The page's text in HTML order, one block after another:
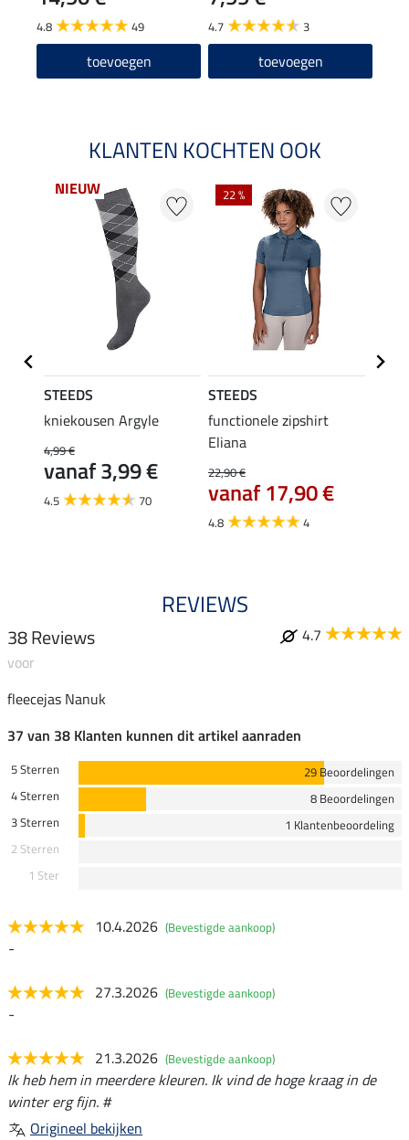
4.8 49
toevoegen
4.7 3
toevoegen
KLANTEN KOCHTEN OOK
NIEUW
STEEDS
kniekousen Argyle
4,99 €
vanaf 3,99 €
4.5 70
22 %
STEEDS
functionele zipshirt
Eliana
22,90 €
vanaf 17,90 €
4.8 4
REVIEWS
38 Reviews
4.7
voor
fleecejas Nanuk
37 van 38 Klanten kunnen dit artikel aanraden
5 Sterren
29 Beoordelingen
4 Sterren
8 Beoordelingen
3 Sterren
1 Klantenbeoordeling
2 Sterren
1 Ster
10.4.2026 (Bevestigde aankoop)
-
27.3.2026 (Bevestigde aankoop)
-
21.3.2026 (Bevestigde aankoop)
Ik heb hem in meerdere kleuren. Ik vind de hoge kraag in de
winter erg fijn. #
Origineel bekijken